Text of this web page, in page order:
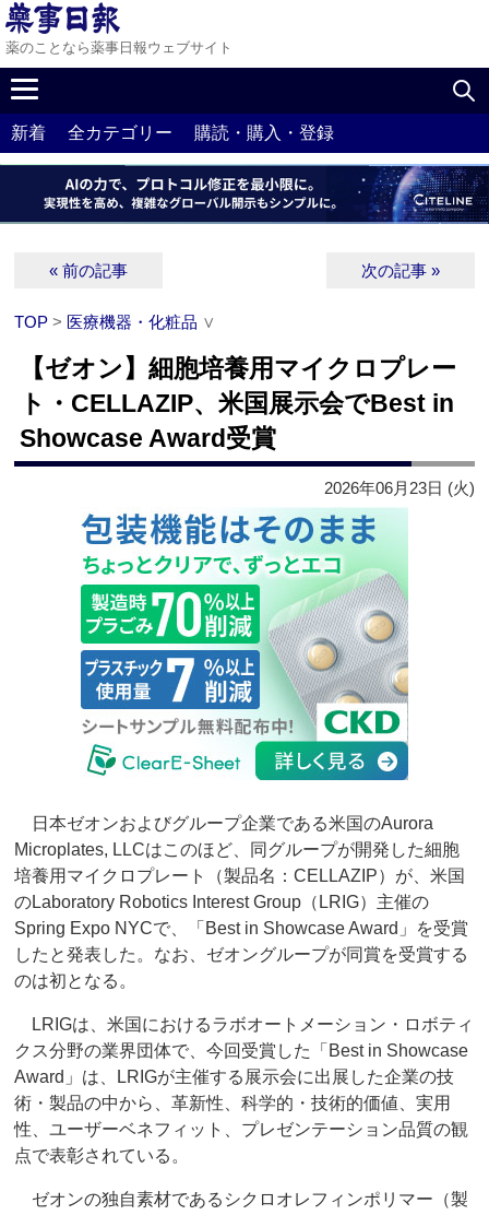
薬のことなら薬事日報ウェブサイト
新着 全カテゴリー 購読・購入・登録
« 前の記事 次の記事 »
TOP > 医療機器・化粧品 ∨
【ゼオン】細胞培養用マイクロプレー
ト・CELLAZIP、米国展示会でBest in
Showcase Award受賞
2026年06月23日 (火)
日本ゼオンおよびグループ企業である米国のAurora
Microplates, LLCはこのほど、同グループが開発した細胞
培養用マイクロプレート（製品名：CELLAZIP）が、米国
のLaboratory Robotics Interest Group（LRIG）主催の
Spring Expo NYCで、「Best in Showcase Award」を受賞
したと発表した。なお、ゼオングループが同賞を受賞する
のは初となる。
LRIGは、米国におけるラボオートメーション・ロボティ
クス分野の業界団体で、今回受賞した「Best in Showcase
Award」は、LRIGが主催する展示会に出展した企業の技
術・製品の中から、革新性、科学的・技術的価値、実用
性、ユーザーベネフィット、プレゼンテーション品質の観
点で表彰されている。
ゼオンの独自素材であるシクロオレフィンポリマー（製